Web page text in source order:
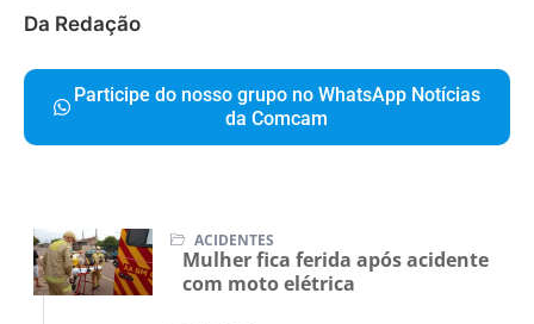
Da Redação
Participe do nosso grupo no WhatsApp Notícias
da Comcam
ACIDENTES
Mulher fica ferida após acidente
com moto elétrica